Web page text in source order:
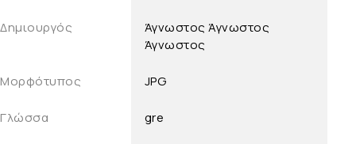
Δημιουργός Άγνωστος Άγνωστος
Άγνωστος
Μορφότυπος JPG
Γλώσσα gre